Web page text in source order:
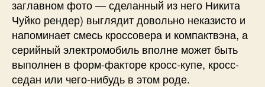
заглавном фото — сделанный из него Никита
Чуйко рендер) выглядит довольно неказисто и
напоминает смесь кроссовера и компактвэна, а
серийный электромобиль вполне может быть
выполнен в форм-факторе кросс-купе, кросс-
седан или чего-нибудь в этом роде.